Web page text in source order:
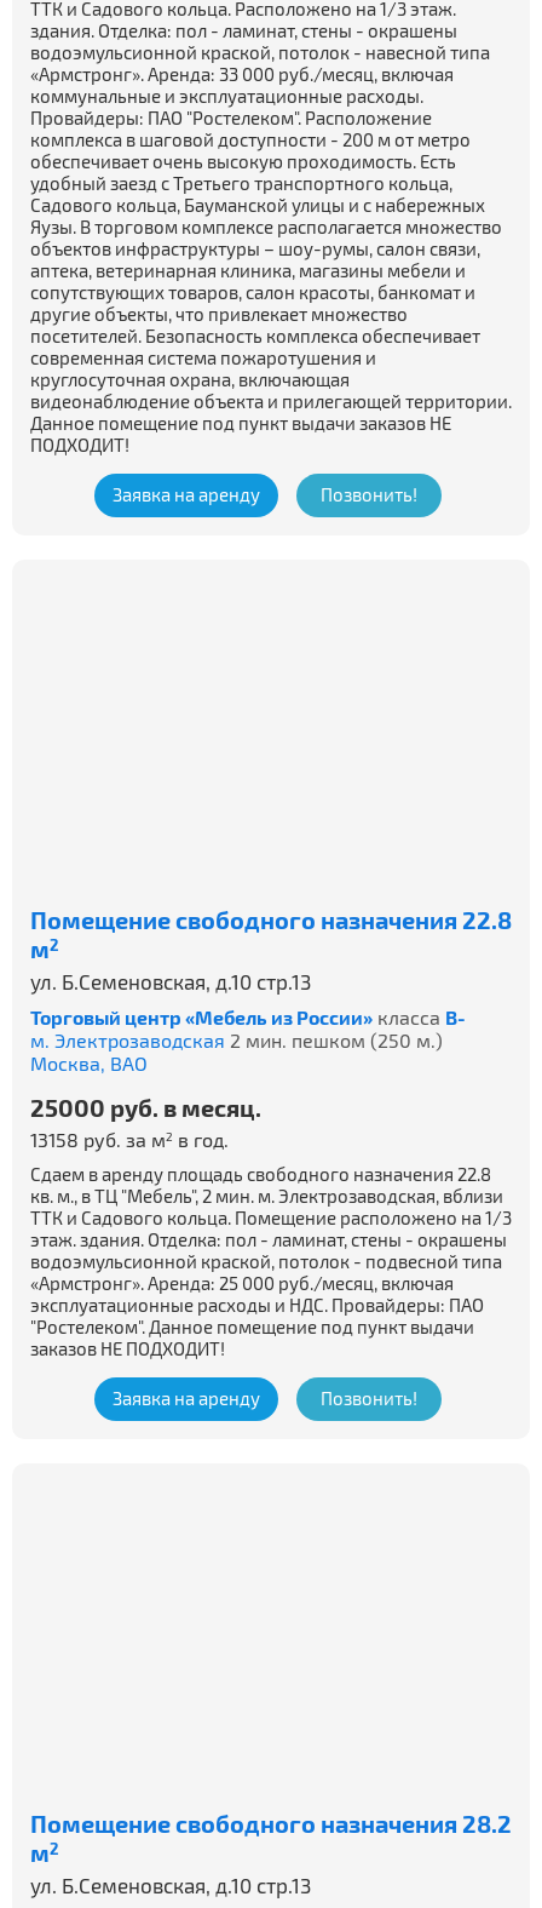
ТТК и Садового кольца. Расположено на 1/3 этаж.
здания. Отделка: пол - ламинат, стены - окрашены
водоэмульсионной краской, потолок - навесной типа
«Армстронг». Аренда: 33 000 руб./месяц, включая
коммунальные и эксплуатационные расходы.
Провайдеры: ПАО "Ростелеком". Расположение
комплекса в шаговой доступности - 200 м от метро
обеспечивает очень высокую проходимость. Есть
удобный заезд с Третьего транспортного кольца,
Садового кольца, Бауманской улицы и с набережных
Яузы. В торговом комплексе располагается множество
объектов инфраструктуры – шоу-румы, салон связи,
аптека, ветеринарная клиника, магазины мебели и
сопутствующих товаров, салон красоты, банкомат и
другие объекты, что привлекает множество
посетителей. Безопасность комплекса обеспечивает
современная система пожаротушения и
круглосуточная охрана, включающая
видеонаблюдение объекта и прилегающей территории.
Данное помещение под пункт выдачи заказов НЕ
ПОДХОДИТ!
Заявка на аренду Позвонить!
Помещение свободного назначения 22.8
м2
ул. Б.Семеновская, д.10 стр.13
Торговый центр «Мебель из России» класса B-
м. Электрозаводская 2 мин. пешком (250 м.)
Москва, ВАО
25000 руб. в месяц.
13158 руб. за м2 в год.
Сдаем в аренду площадь свободного назначения 22.8
кв. м., в ТЦ "Мебель", 2 мин. м. Электрозаводская, вблизи
ТТК и Садового кольца. Помещение расположено на 1/3
этаж. здания. Отделка: пол - ламинат, стены - окрашены
водоэмульсионной краской, потолок - подвесной типа
«Армстронг». Аренда: 25 000 руб./месяц, включая
эксплуатационные расходы и НДС. Провайдеры: ПАО
"Ростелеком". Данное помещение под пункт выдачи
заказов НЕ ПОДХОДИТ!
Заявка на аренду Позвонить!
Помещение свободного назначения 28.2
м2
ул. Б.Семеновская, д.10 стр.13